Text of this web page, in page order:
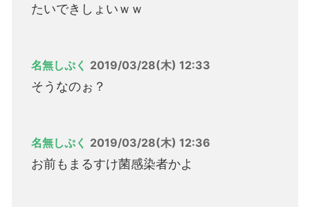
たいできしょいｗｗ
名無しぷく 2019/03/28(木) 12:33
そうなのぉ？
名無しぷく 2019/03/28(木) 12:36
お前もまるすけ菌感染者かよ